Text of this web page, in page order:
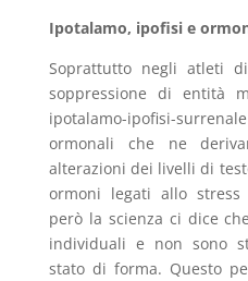
Ipotalamo, ipofisi e
Soprattutto negli atleti
soppressione di entità
ipotalamo-ipofisi-
ormonali che ne
alterazioni dei livelli di
ormoni legati allo
però la scienza ci dice
individuali e non sono
stato di forma. Questo